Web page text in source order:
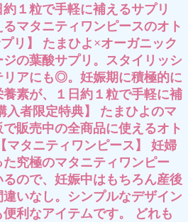
１粒で手軽に補えるサプリ
マタニティワンピースのオト
リ】 たまひよ×オーガニック
の葉酸サプリ。スタイリッシ
リアにも◎。妊娠期に積極的に
素が、１日約１粒で手軽に補
入者限定特典】 たまひよのマ
販売中の全商品に使えるオト
マタニティワンピース】 妊婦
究極のマタニティワンピー
ので、妊娠中はもちろん産後
いなし。シンプルなデザイン
利なアイテムです。 どれも